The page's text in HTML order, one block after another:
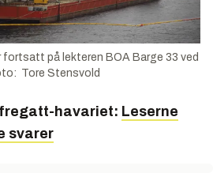
fortsatt på lekteren BOA Barge 33 ved
Tore Stensvold
havariet: Leserne
svarer